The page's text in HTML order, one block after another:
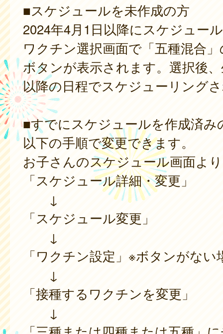
■スケジュールを未作成の方
2024年4月1日以降にスケジュー
ワクチン選択画面で「五種混合
ボタンが表示されます。選択後
以降の日程でスケジューリング
■すでにスケジュールを作成済み
以下の手順で変更できます。
お子さんのスケジュール画面より
「スケジュール詳細・変更」
↓
「スケジュール変更」
↓
「ワクチン設定」※ボタンがない
↓
「接種するワクチンを変更」
↓